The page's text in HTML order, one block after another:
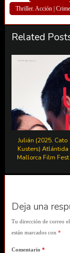
Thriller. Acción |
Related
Julián (2025. Cato
Kusters) Atlántida
Mallorca Film Fest
Deja una
Tu dirección de correo
están marcados con *
Comentario *